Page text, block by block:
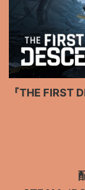
『THE FIRST